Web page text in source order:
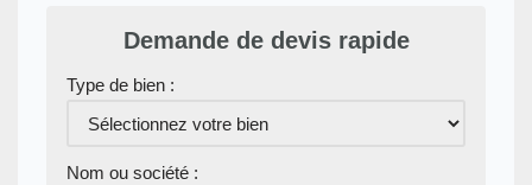
Demande de devis rapide
Type de bien :
Nom ou société :